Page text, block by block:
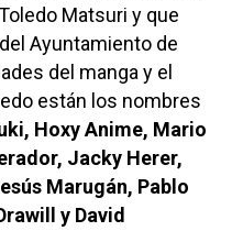
Matsuri y que
Ayuntamiento de
del manga y el
están los nombres
Hoxy Anime, Mario
Jacky Herer,
Marugán, Pablo
y David